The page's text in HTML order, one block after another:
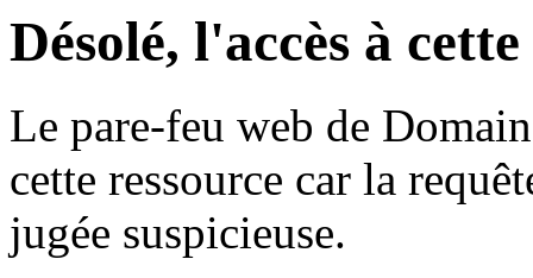
Désolé, l'accès à
Le pare-feu web de
cette ressource car la
jugée suspicieuse.